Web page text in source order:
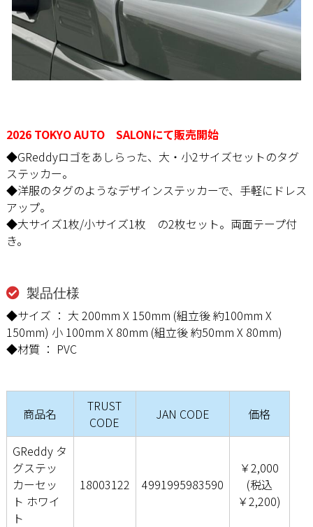
2026 TOKYO AUTO SALONにて販売開始
◆GReddyロゴをあしらった、大・小2サイズセットのタグ
ステッカー。
◆洋服のタグのようなデザインステッカーで、手軽にドレス
アップ。
◆大サイズ1枚/小サイズ1枚 の2枚セット。両面テープ付
き。
製品仕様
◆サイズ ： 大 200mm X 150mm (組立後 約100mm X
150mm) 小 100mm X 80mm (組立後 約50mm X 80mm)
◆材質 ： PVC
商品名
TRUST
CODE
JAN CODE 価格
GReddy タ
グステッ
カーセッ
ト ホワイ
ト
18003122 4991995983590
￥2,000
(税込
￥2,200)